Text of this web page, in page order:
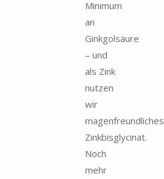
Minimum
an
Ginkgolsäure
– und
als Zink
nutzen
wir
magenfreundliches
Zinkbisglycinat.
Noch
mehr